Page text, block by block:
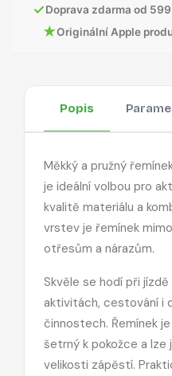
✓Doprava zdarma od 599
★Originální Apple
Popis
Měkký a pružný
je ideální volbou pro
kvalitě materiálu a
vrstev je řemínek
otřesům a nárazům.
Skvěle se hodí při
aktivitách, cestování i
činnostech. Řemínek
šetrný k pokožce a
velikosti zápěstí.